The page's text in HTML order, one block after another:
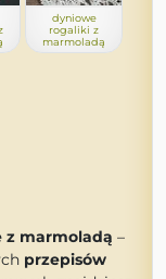
dyniowe
rogaliki z
marmoladą
z marmoladą –
przepisów